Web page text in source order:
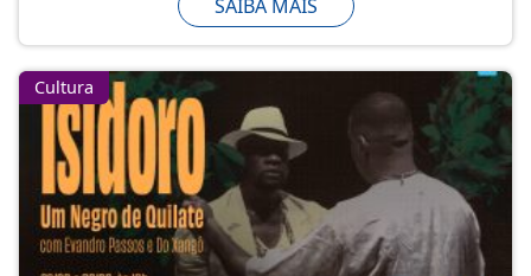
SAIBA MAIS
Cultura